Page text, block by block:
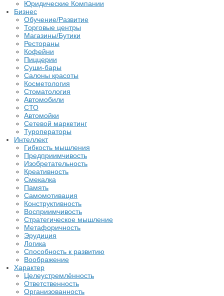
Юридические Компании
Бизнес
Обучение/Развитие
Торговые центры
Магазины/Бутики
Рестораны
Кофейни
Пиццерии
Суши-бары
Салоны красоты
Косметология
Стоматология
Автомобили
СТО
Автомойки
Сетевой маркетинг
Туроператоры
Интеллект
Гибкость мышления
Предприимчивость
Изобретательность
Креативность
Смекалка
Память
Самомотивация
Конструктивность
Восприимчивость
Стратегическое мышление
Метафоричность
Эрудиция
Логика
Способность к развитию
Воображение
Характер
Целеустремлённость
Ответственность
Организованность